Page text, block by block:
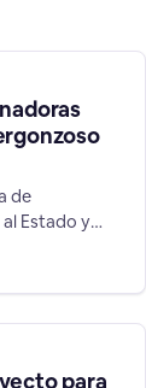
de
Estado y
total, una
del cargo
para